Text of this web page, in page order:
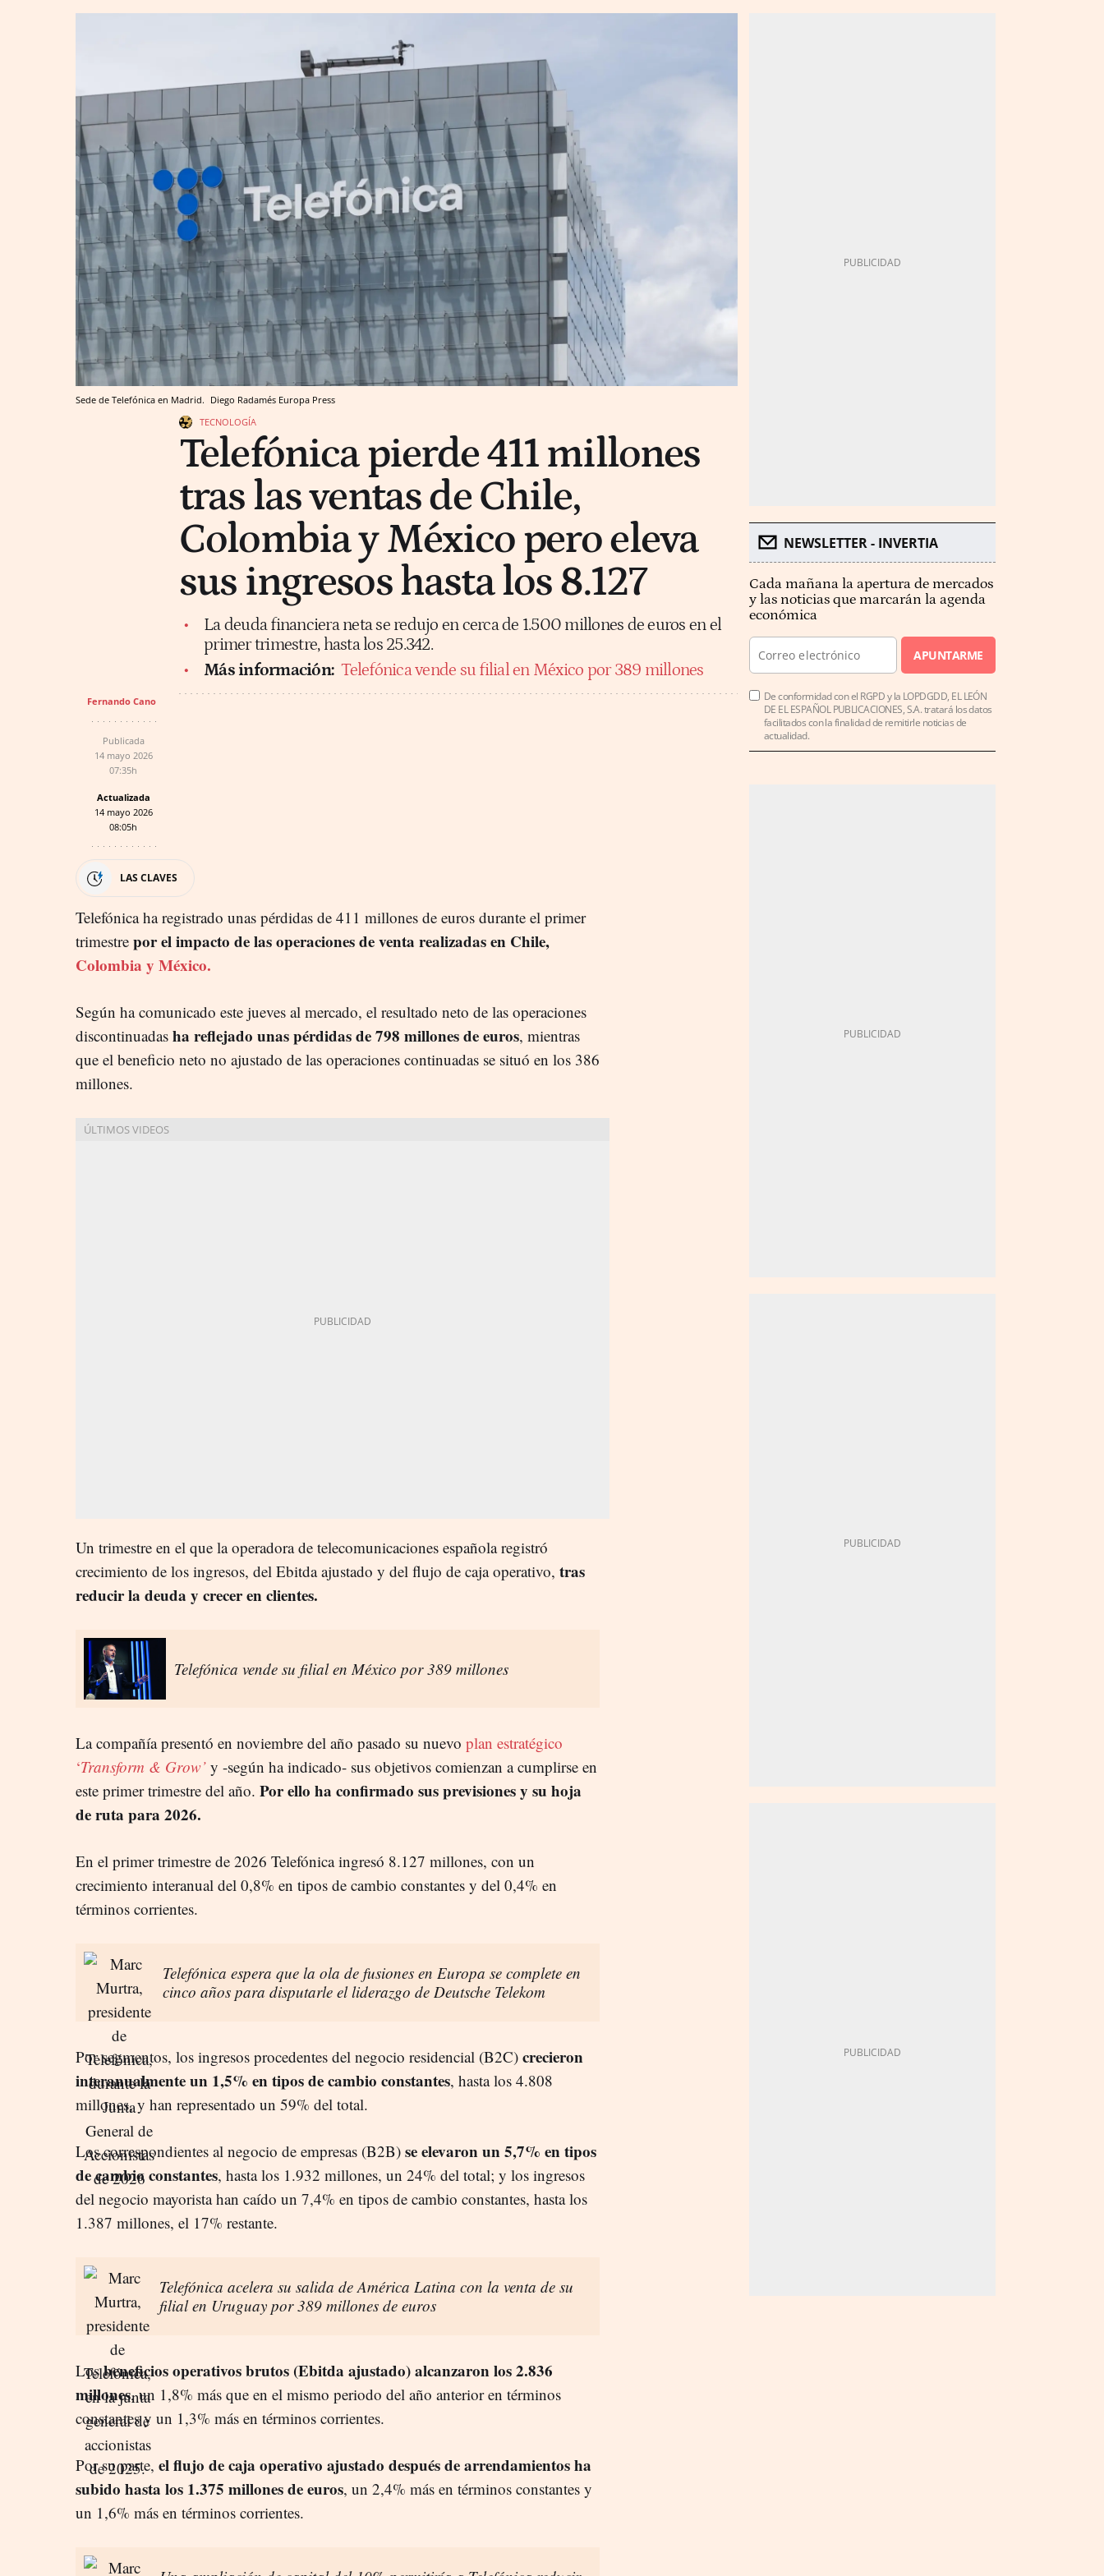
Sede de Telefónica en Madrid. Diego Radamés Europa Press
TECNOLOGÍA
Telefónica pierde 411 millones
tras las ventas de Chile,
Colombia y México pero eleva
sus ingresos hasta los 8.127
La deuda financiera neta se redujo en cerca de 1.500 millones de euros en el
primer trimestre, hasta los 25.342.
Más información: Telefónica vende su filial en México por 389 millones
Fernando Cano
Publicada
14 mayo 2026
07:35h
Actualizada
14 mayo 2026
08:05h
LAS CLAVES
Telefónica ha registrado unas pérdidas de 411 millones de euros durante el primer
trimestre por el impacto de las operaciones de venta realizadas en Chile,
Colombia y México.
Según ha comunicado este jueves al mercado, el resultado neto de las operaciones
discontinuadas ha reflejado unas pérdidas de 798 millones de euros, mientras
que el beneficio neto no ajustado de las operaciones continuadas se situó en los 386
millones.
Un trimestre en el que la operadora de telecomunicaciones española registró
crecimiento de los ingresos, del Ebitda ajustado y del flujo de caja operativo, tras
reducir la deuda y crecer en clientes.
Telefónica vende su filial en México por 389 millones
La compañía presentó en noviembre del año pasado su nuevo plan estratégico
‘Transform & Grow’ y -según ha indicado- sus objetivos comienzan a cumplirse en
este primer trimestre del año. Por ello ha confirmado sus previsiones y su hoja
de ruta para 2026.
En el primer trimestre de 2026 Telefónica ingresó 8.127 millones, con un
crecimiento interanual del 0,8% en tipos de cambio constantes y del 0,4% en
términos corrientes.
Telefónica espera que la ola de fusiones en Europa se complete en
cinco años para disputarle el liderazgo de Deutsche Telekom
Por segmentos, los ingresos procedentes del negocio residencial (B2C) crecieron
interanualmente un 1,5% en tipos de cambio constantes, hasta los 4.808
millones, y han representado un 59% del total.
Los correspondientes al negocio de empresas (B2B) se elevaron un 5,7% en tipos
de cambio constantes, hasta los 1.932 millones, un 24% del total; y los ingresos
del negocio mayorista han caído un 7,4% en tipos de cambio constantes, hasta los
1.387 millones, el 17% restante.
Telefónica acelera su salida de América Latina con la venta de su
filial en Uruguay por 389 millones de euros
Losbeneficios operativos brutos (Ebitda ajustado) alcanzaron los 2.836
millones, un 1,8% más que en el mismo periodo del año anterior en términos
constantes y un 1,3% más en términos corrientes.
Por su parte, el flujo de caja operativo ajustado después de arrendamientos ha
subido hasta los 1.375 millones de euros, un 2,4% más en términos constantes y
un 1,6% más en términos corrientes.
NEWSLETTER - INVERTIA
Cada mañana la apertura de mercados
y las noticias que marcarán la agenda
económica
APUNTARME
De conformidad con el RGPD y la LOPDGDD, EL LEÓN
DE EL ESPAÑOL PUBLICACIONES, S.A. tratará los datos
facilitados con la finalidad de remitirle noticias de
actualidad.